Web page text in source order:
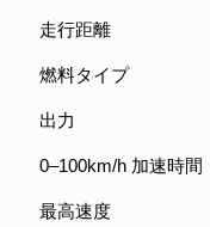
走行距離
燃料タイプ
出力
0–100km/h 加速時間
最高速度